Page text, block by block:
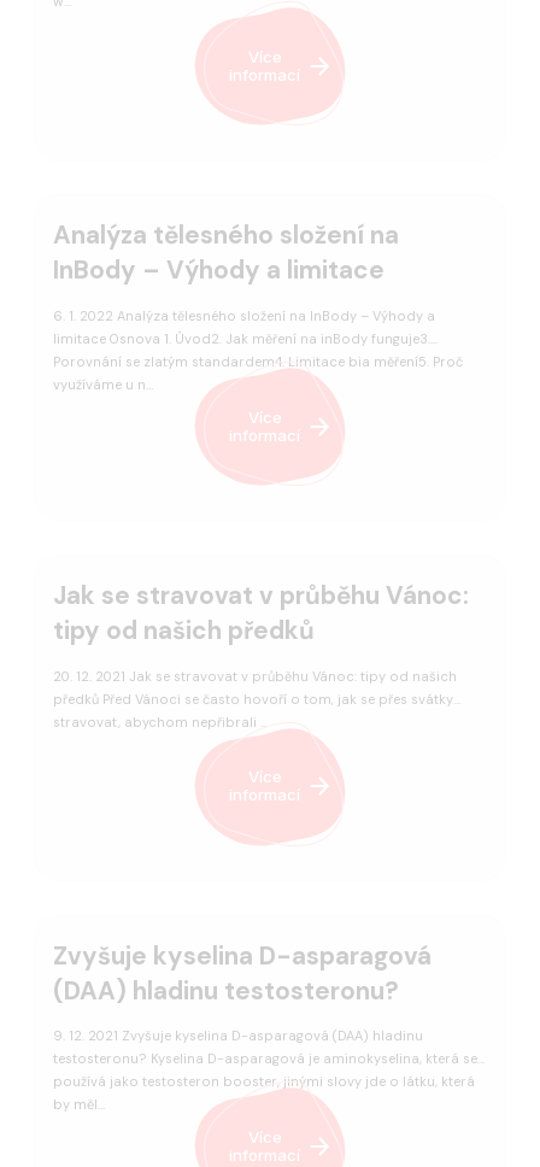
Více
informací
Analýza tělesného složení na
InBody – Výhody a limitace
6. 1. 2022 Analýza tělesného složení na InBody – Výhody a
limitace Osnova 1. Úvod2. Jak měření na inBody funguje3.
Porovnání se zlatým standardem4. Limitace bia měření5. Proč
využíváme u n…
Více
informací
Jak se stravovat v průběhu Vánoc:
tipy od našich předků
20. 12. 2021 Jak se stravovat v průběhu Vánoc: tipy od našich
předků Před Vánoci se často hovoří o tom, jak se přes svátky
stravovat, abychom nepřibrali …
Více
informací
Zvyšuje kyselina D-asparagová
(DAA) hladinu testosteronu?
9. 12. 2021 Zvyšuje kyselina D-asparagová (DAA) hladinu
testosteronu? Kyselina D-asparagová je aminokyselina, která se
používá jako testosteron booster, jinými slovy jde o látku, která
by měl…
Více
informací